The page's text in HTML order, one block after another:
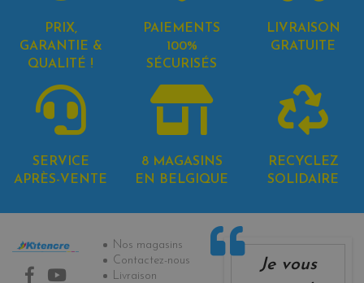
PRIX,
GARANTIE &
QUALITÉ !
PAIEMENTS
100%
SÉCURISÉS
LIVRAISON
GRATUITE
SERVICE
APRÈS-VENTE
8 MAGASINS
EN BELGIQUE
RECYCLEZ
SOLIDAIRE
Informations
Nos magasins
Contactez-nous
Livraison
Je vous